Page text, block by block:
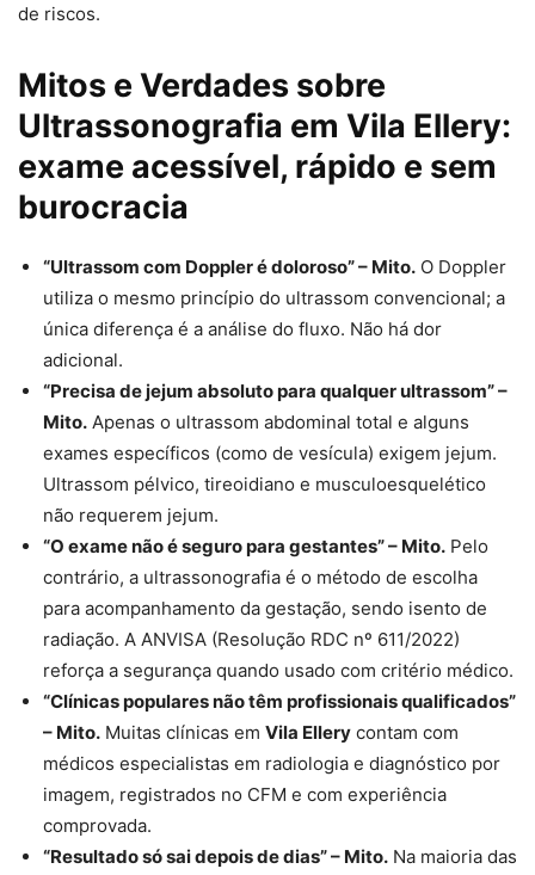
de riscos.
Mitos e Verdades sobre
Ultrassonografia em Vila Ellery:
exame acessível, rápido e sem
burocracia
“Ultrassom com Doppler é doloroso” – Mito. O Doppler
utiliza o mesmo princípio do ultrassom convencional; a
única diferença é a análise do fluxo. Não há dor
adicional.
“Precisa de jejum absoluto para qualquer ultrassom” –
Mito. Apenas o ultrassom abdominal total e alguns
exames específicos (como de vesícula) exigem jejum.
Ultrassom pélvico, tireoidiano e musculoesquelético
não requerem jejum.
“O exame não é seguro para gestantes” – Mito. Pelo
contrário, a ultrassonografia é o método de escolha
para acompanhamento da gestação, sendo isento de
radiação. A ANVISA (Resolução RDC nº 611/2022)
reforça a segurança quando usado com critério médico.
“Clínicas populares não têm profissionais qualificados”
– Mito. Muitas clínicas em Vila Ellery contam com
médicos especialistas em radiologia e diagnóstico por
imagem, registrados no CFM e com experiência
comprovada.
“Resultado só sai depois de dias” – Mito. Na maioria das